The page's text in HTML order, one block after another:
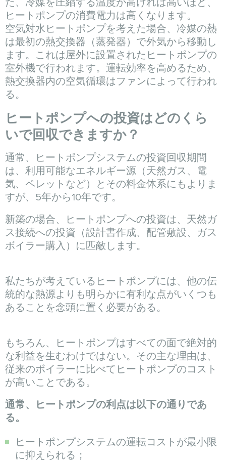
た、冷媒を圧縮する温度が高ければ高いほど、
ヒートポンプの消費電力は高くなります。
空気対水ヒートポンプを考えた場合、冷媒の熱
は最初の熱交換器（蒸発器）で外気から移動し
ます。これは屋外に設置されたヒートポンプの
室外機で行われます。運転効率を高めるため、
熱交換器内の空気循環はファンによって行われ
る。
ヒートポンプへの投資はどのくら
いで回収できますか？
通常、ヒートポンプシステムの投資回収期間
は、利用可能なエネルギー源（天然ガス、電
気、ペレットなど）とその料金体系にもよりま
すが、5年から10年です。
新築の場合、ヒートポンプへの投資は、天然ガ
ス接続への投資（設計書作成、配管敷設、ガス
ボイラー購入）に匹敵します。
私たちが考えているヒートポンプには、他の伝
統的な熱源よりも明らかに有利な点がいくつも
あることを念頭に置く必要がある。
もちろん、ヒートポンプはすべての面で絶対的
な利益を生むわけではない。その主な理由は、
従来のボイラーに比べてヒートポンプのコスト
が高いことである。
通常、ヒートポンプの利点は以下の通りであ
る。
ヒートポンプシステムの運転コストが最小限
に抑えられる；